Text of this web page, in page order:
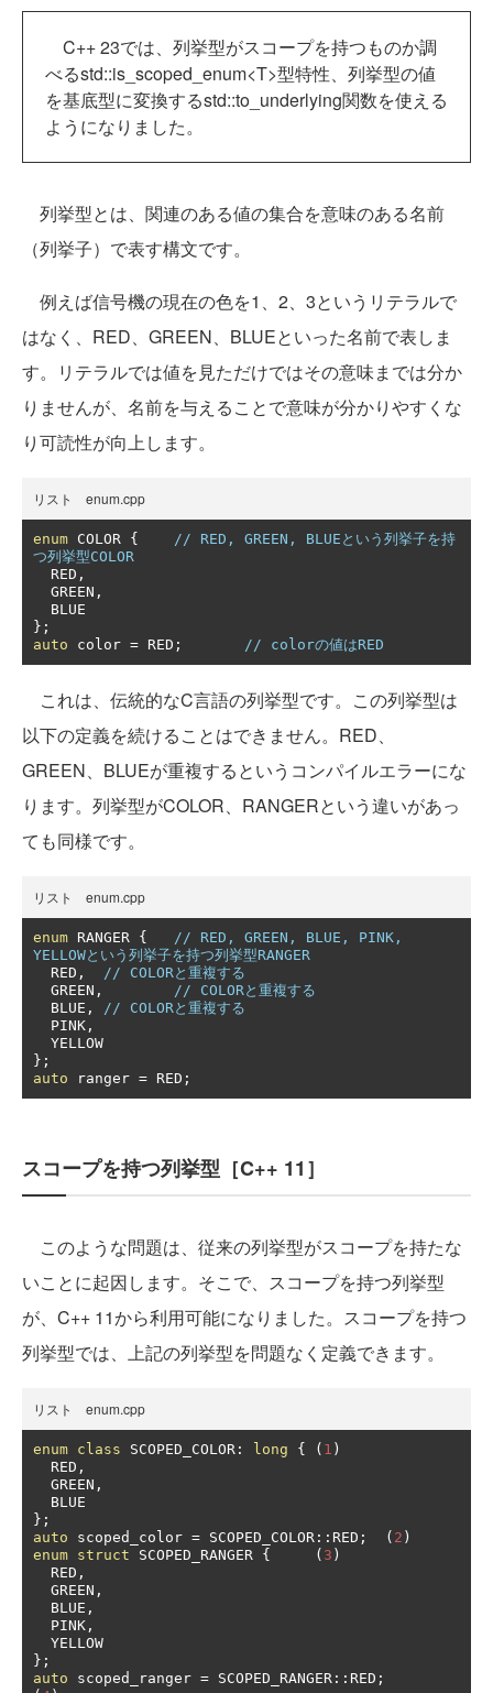
C++ 23では、列挙型がスコープを持つものか調
べるstd::is_scoped_enum<T>型特性、列挙型の値
を基底型に変換するstd::to_underlying関数を使える
ようになりました。
列挙型とは、関連のある値の集合を意味のある名前
（列挙子）で表す構文です。
例えば信号機の現在の色を1、2、3というリテラルで
はなく、RED、GREEN、BLUEといった名前で表しま
す。リテラルでは値を見ただけではその意味までは分か
りませんが、名前を与えることで意味が分かりやすくな
り可読性が向上します。
リスト enum.cpp
enum COLOR {
// RED, GREEN, BLUEという列挙子を持
つ列挙型COLOR
  RED
,
  GREEN
,
};
auto color = RED ; // colorの値はRED
これは、伝統的なC言語の列挙型です。この列挙型は
以下の定義を続けることはできません。RED、
GREEN、BLUEが重複するというコンパイルエラーにな
ります。列挙型がCOLOR、RANGERという違いがあっ
ても同様です。
リスト enum.cpp
enum RANGER {
// RED, GREEN, BLUE, PINK,
YELLOWという列挙子を持つ列挙型RANGER
  RED
,
// COLORと重複する
  GREEN
,
// COLORと重複する
  BLUE
,
// COLORと重複する
  PINK
,
};
auto ranger = RED ;
スコープを持つ列挙型［C++ 11］
このような問題は、従来の列挙型がスコープを持たな
いことに起因します。そこで、スコープを持つ列挙型
が、C++ 11から利用可能になりました。スコープを持つ
列挙型では、上記の列挙型を問題なく定義できます。
リスト enum.cpp
enum class SCOPED_COLOR : long { ( 1 )
  RED
,
  GREEN
,
};
auto scoped_color = SCOPED_COLOR :: RED ; ( 2 )
enum struct SCOPED_RANGER { ( 3 )
  RED
,
  GREEN
,
  BLUE
,
  PINK
,
};
auto scoped_ranger = SCOPED_RANGER :: RED ;